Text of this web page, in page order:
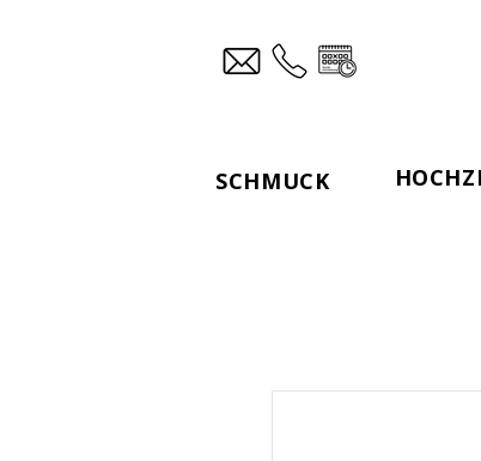
SCHMUCK